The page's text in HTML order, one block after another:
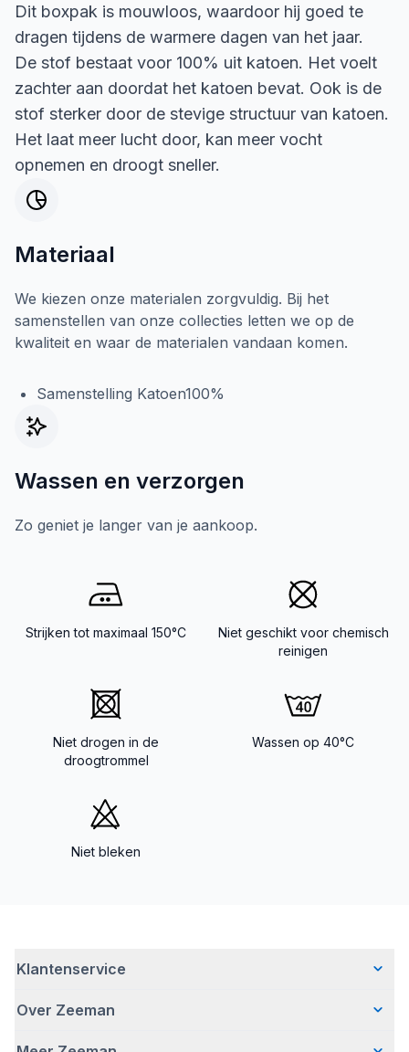
Dit boxpak is mouwloos, waardoor hij goed te
dragen tijdens de warmere dagen van het jaar.
De stof bestaat voor 100% uit katoen. Het voelt
zachter aan doordat het katoen bevat. Ook is de
stof sterker door de stevige structuur van katoen.
Het laat meer lucht door, kan meer vocht
opnemen en droogt sneller.
Materiaal
We kiezen onze materialen zorgvuldig. Bij het
samenstellen van onze collecties letten we op de
kwaliteit en waar de materialen vandaan komen.
Samenstelling Katoen100%
Wassen en verzorgen
Zo geniet je langer van je aankoop.
Strijken tot maximaal 150°C
Niet geschikt voor chemisch
reinigen
Niet drogen in de
droogtrommel
Wassen op 40°C
Niet bleken
Klantenservice
Veelgestelde vragen
Over Zeeman